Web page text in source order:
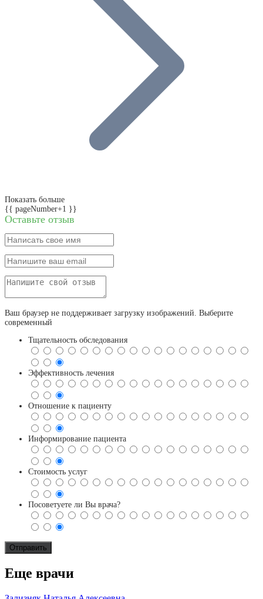
Показать больше
{{ pageNumber+1 }}
Оставьте отзыв
Ваш браузер не поддерживает загрузку изображений. Выберите
современный
Тщательность обследования
Эффективность лечения
Отношение к пациенту
Информирование пациента
Стоимость услуг
Посоветуете ли Вы врача?
Еще врачи